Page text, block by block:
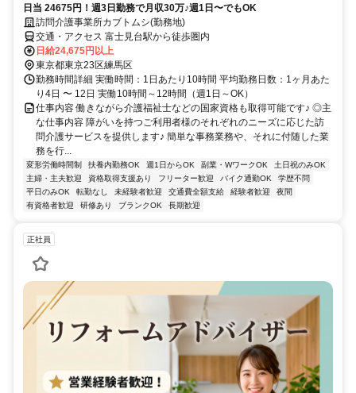
日当 24675円！週3日勤務で月収30万♪週1日〜でもOK
訪問介護事業所カブトムシ(勤務地)
交通・アクセス 富士見台駅から徒歩圏内
日給24,675円以上
東京都東京23区練馬区
勤務時間詳細 実働時間：1日あたり10時間 平均勤務日数：1ヶ月あた
り4日 〜 12日 実働10時間～12時間（週1日～OK）
仕事内容 働きながら介護福祉士などの国家資格も取得可能です♪ ◎主
な仕事内容 障がいを持つご利用者様のそれぞれのニーズに応じた訪
問介護サービスを提供します♪ 簡単な事務業務や、それに付随した業
務を行...
変形労働時間制 扶養内勤務OK 週1日からOK 副業・WワークOK
土日祝のみOK
主婦・主夫歓迎
資格取得支援あり フリーター歓迎 バイク通勤OK
学歴不問
平日のみOK
転勤なし 未経験者歓迎 交通費全額支給 経験者歓迎
夜間
有資格者歓迎
研修あり ブランクOK 長期歓迎
正社員